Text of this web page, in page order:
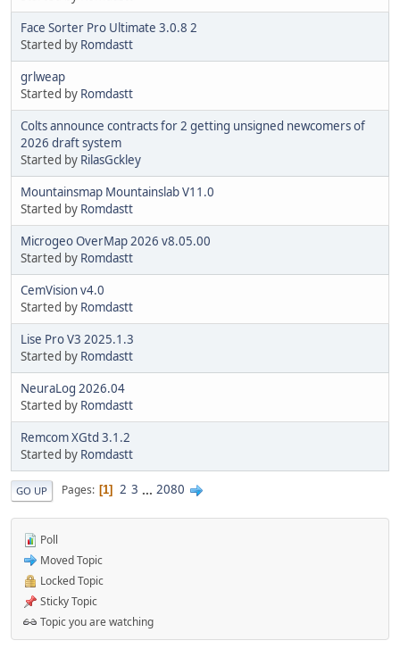
Face Sorter Pro Ultimate 3.0.8 2
Started by Romdastt
grlweap
Started by Romdastt
Colts announce contracts for 2 getting unsigned newcomers of
2026 draft system
Started by RilasGckley
Mountainsmap Mountainslab V11.0
Started by Romdastt
Microgeo OverMap 2026 v8.05.00
Started by Romdastt
CemVision v4.0
Started by Romdastt
Lise Pro V3 2025.1.3
Started by Romdastt
NeuraLog 2026.04
Started by Romdastt
Remcom XGtd 3.1.2
Started by Romdastt
GO UP Pages 1 2 3 ... 2080
Poll
Moved Topic
Locked Topic
Sticky Topic
Topic you are watching